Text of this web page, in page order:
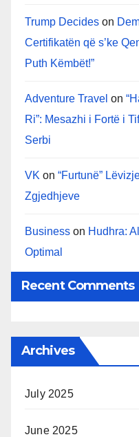
Trump Decides on
Certifikatën që s’ke
Puth Këmbët!”
Adventure Travel on
Ri”: Mesazhi i Fortë i
Serbi
VK on “Furtunë”
Zgjedhjeve
Business on Hudhra:
Optimal
Recent Comments
Archives
July 2025
June 2025